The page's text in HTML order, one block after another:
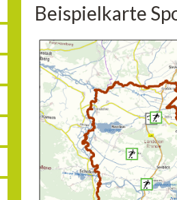
Beispielkarte